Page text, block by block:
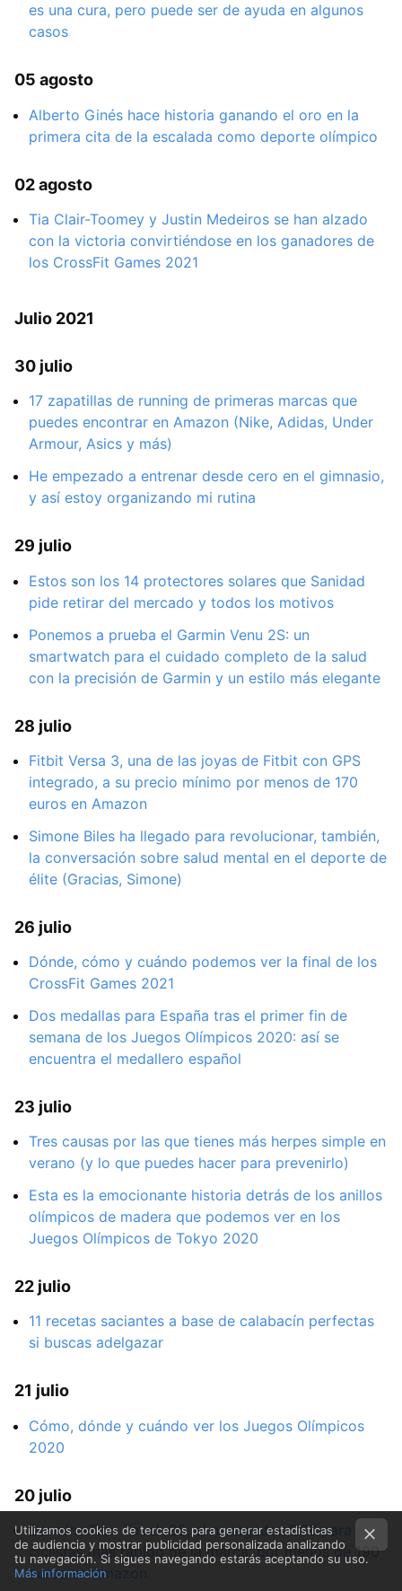
es una cura, pero puede ser de ayuda en algunos
casos
05 agosto
Alberto Ginés hace historia ganando el oro en la
primera cita de la escalada como deporte olímpico
02 agosto
Tia Clair-Toomey y Justin Medeiros se han alzado
con la victoria convirtiéndose en los ganadores de
los CrossFit Games 2021
Julio 2021
30 julio
17 zapatillas de running de primeras marcas que
puedes encontrar en Amazon (Nike, Adidas, Under
Armour, Asics y más)
He empezado a entrenar desde cero en el gimnasio,
y así estoy organizando mi rutina
29 julio
Estos son los 14 protectores solares que Sanidad
pide retirar del mercado y todos los motivos
Ponemos a prueba el Garmin Venu 2S: un
smartwatch para el cuidado completo de la salud
con la precisión de Garmin y un estilo más elegante
28 julio
Fitbit Versa 3, una de las joyas de Fitbit con GPS
integrado, a su precio mínimo por menos de 170
euros en Amazon
Simone Biles ha llegado para revolucionar, también,
la conversación sobre salud mental en el deporte de
élite (Gracias, Simone)
26 julio
Dónde, cómo y cuándo podemos ver la final de los
CrossFit Games 2021
Dos medallas para España tras el primer fin de
semana de los Juegos Olímpicos 2020: así se
encuentra el medallero español
23 julio
Tres causas por las que tienes más herpes simple en
verano (y lo que puedes hacer para prevenirlo)
Esta es la emocionante historia detrás de los anillos
olímpicos de madera que podemos ver en los
Juegos Olímpicos de Tokyo 2020
22 julio
11 recetas saciantes a base de calabacín perfectas
si buscas adelgazar
21 julio
Cómo, dónde y cuándo ver los Juegos Olímpicos
2020
20 julio
Garmin eTrex Touch 35, el navegador GPS para
ciclistas más rápido de la marca, por menos de 190
euros en Amazon
Utilizamos cookies de terceros para generar estadísticas
de audiencia y mostrar publicidad personalizada analizando
tu navegación. Si sigues navegando estarás aceptando su uso.
Más información